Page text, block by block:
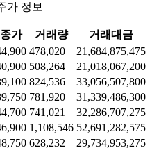
가 정보
종가 거래량
거래대금
478,020
21,684,875,475
508,264
21,018,067,200
824,536
33,056,507,800
781,920
31,339,486,300
741,021
32,286,707,275
1,108,546 52,691,282,575
628,232 29,734,953,275